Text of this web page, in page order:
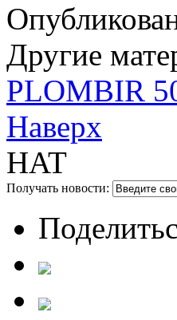
Другие
PLOMBIR
Наверх
HAT
Получать новости: